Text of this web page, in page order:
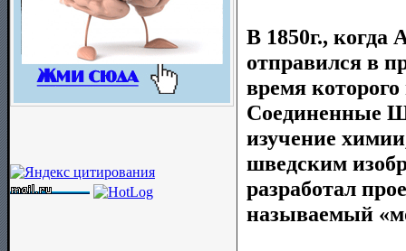
В 1850г., когда
отправился в
время
Соединенные
изучение
шведским
разработал
называемый